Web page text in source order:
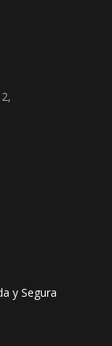
y Segura